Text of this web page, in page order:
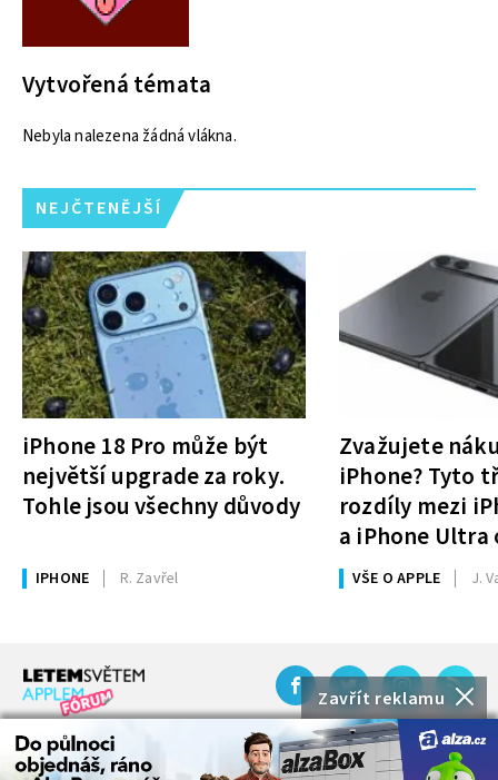
Zavřít reklamu
Vytvořená témata
Nebyla nalezena žádná vlákna.
NEJČTENĚJŠÍ
iPhone 18 Pro může být
největší upgrade za roky.
Tohle jsou všechny důvody
IPHONE R. Zavřel
Zvažujete
iPhone? Tyto
rozdíly mezi
a iPhone Ultra
rozhodnutí
VŠE O APPLE J.